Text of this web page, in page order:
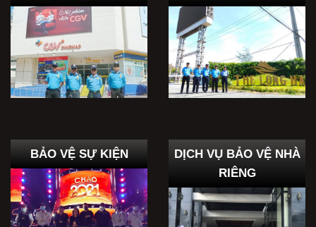
BẢO VỆ SỰ KIỆN
DỊCH VỤ BẢO VỆ NHÀ
RIÊNG